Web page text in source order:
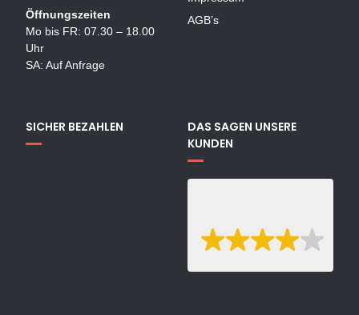
Öffnungszeiten
Mo bis FR: 07.30 – 18.00
Uhr
SA: Auf Anfrage
AGB’s
SICHER BEZAHLEN
DAS SAGEN UNSERE
KUNDEN